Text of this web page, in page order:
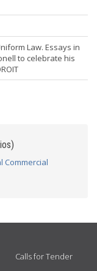
Law. Essays in
to celebrate his
Commercial
Calls for Tender